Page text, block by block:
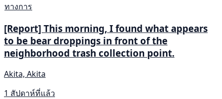
ทางการ
[Report] This morning, I found what appears
to be bear droppings in front of the
neighborhood trash collection point.
Akita, Akita
1 สัปดาห์ที่แล้ว